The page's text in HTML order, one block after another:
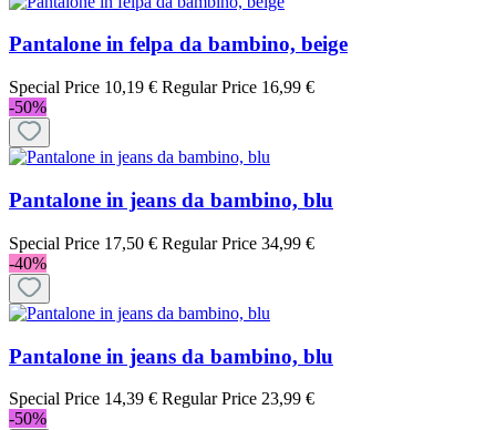
Pantalone in felpa da bambino, beige
Special Price 10,19 € Regular Price 16,99 €
-50%
Pantalone in jeans da bambino, blu
Special Price 17,50 € Regular Price 34,99 €
-40%
Pantalone in jeans da bambino, blu
Special Price 14,39 € Regular Price 23,99 €
-50%